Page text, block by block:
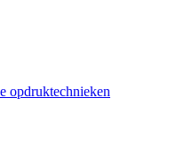
opdruktechnieken